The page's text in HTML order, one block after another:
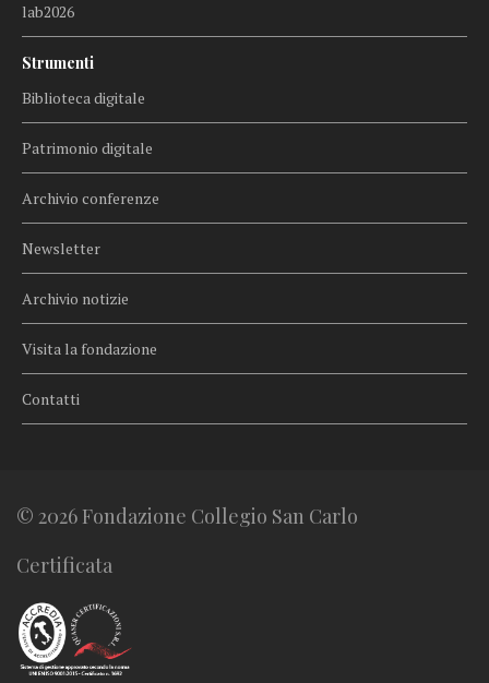
lab2026
Strumenti
Biblioteca digitale
Patrimonio digitale
Archivio conferenze
Newsletter
Archivio notizie
Visita la fondazione
Contatti
© 2026 Fondazione Collegio San Carlo
Certificata